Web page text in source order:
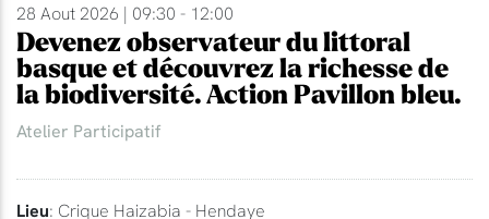
28 Aout 2026 | 09:30 - 12:00
Devenez observateur du littoral
basque et découvrez la richesse de
la biodiversité. Action Pavillon bleu.
Atelier Participatif
Lieu: Crique Haizabia - Hendaye